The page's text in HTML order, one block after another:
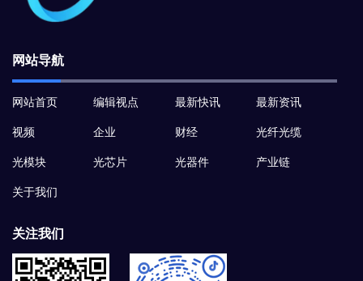
网站导航
网站首页 编辑视点 最新快讯 最新资讯
视频 企业 财经 光纤光缆
光模块 光芯片 光器件 产业链
关于我们
关注我们